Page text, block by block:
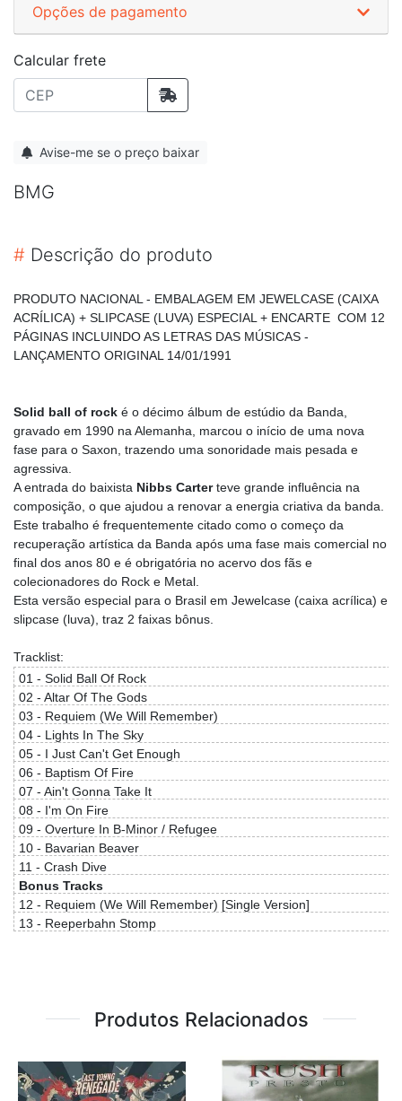
Opções de pagamento
Calcular frete
Avise-me se o preço baixar
BMG
# Descrição do produto
PRODUTO NACIONAL - EMBALAGEM EM JEWELCASE (CAIXA
ACRÍLICA) + SLIPCASE (LUVA) ESPECIAL + ENCARTE COM 12
PÁGINAS INCLUINDO AS LETRAS DAS MÚSICAS -
LANÇAMENTO ORIGINAL 14/01/1991
Solid ball of rock é o décimo álbum de estúdio da Banda,
gravado em 1990 na Alemanha, marcou o início de uma nova
fase para o Saxon, trazendo uma sonoridade mais pesada e
agressiva.
A entrada do baixista Nibbs Carterteve grande influência na
composição, o que ajudou a renovar a energia criativa da banda.
Este trabalho é frequentemente citado como o começo da
recuperação artística da Banda após uma fase mais comercial no
final dos anos 80 e é obrigatória no acervo dos fãs e
colecionadores do Rock e Metal.
Esta versão especial para o Brasil em Jewelcase (caixa acrílica) e
slipcase (luva), traz 2 faixas bônus.
Tracklist:
01 - Solid Ball Of Rock
02 - Altar Of The Gods
03 - Requiem (We Will Remember)
04 - Lights In The Sky
05 - I Just Can't Get Enough
06 - Baptism Of Fire
07 - Ain't Gonna Take It
08 - I'm On Fire
09 - Overture In B-Minor / Refugee
10 - Bavarian Beaver
11 - Crash Dive
Bonus Tracks
12 - Requiem (We Will Remember) [Single Version]
13 - Reeperbahn Stomp
Produtos Relacionados